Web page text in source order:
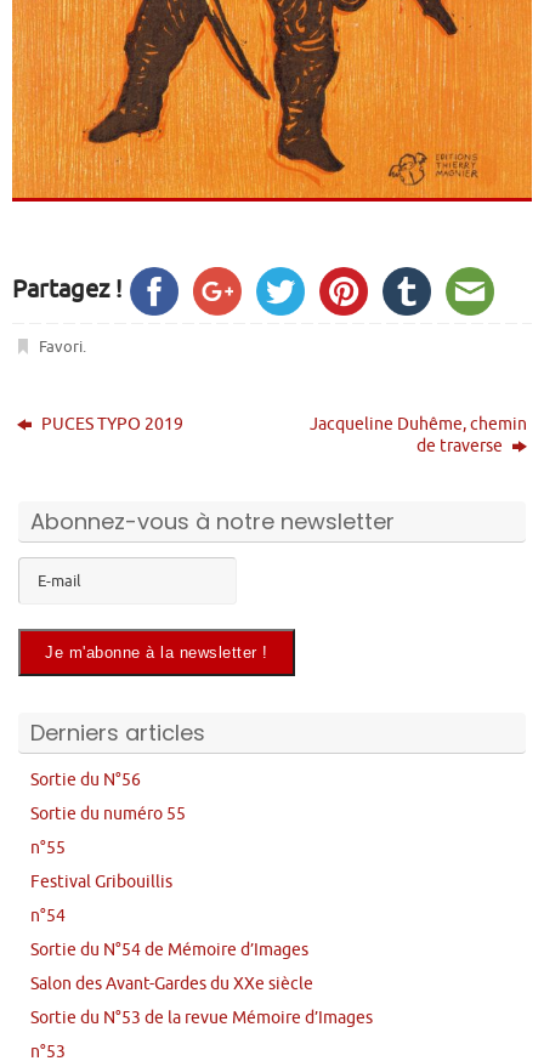
Partagez !
Favori.
PUCES TYPO 2019
Jacqueline Duhême, chemin
de traverse
Abonnez-vous à notre newsletter
Derniers articles
Sortie du N°56
Sortie du numéro 55
n°55
Festival Gribouillis
n°54
Sortie du N°54 de Mémoire d’Images
Salon des Avant-Gardes du XXe siècle
Sortie du N°53 de la revue Mémoire d’Images
n°53